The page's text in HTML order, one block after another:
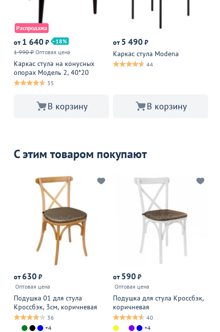
Распродажа
от 1 640 ₽
18
1 990 ₽ Оптовая цена
Каркас стула на конусных
опорах Модель 2, 40*20
35
В корзину
от 5 490 ₽
Каркас стула Modena
44
В корзину
С этим товаром покупают
от 630 ₽
Оптовая цена
Подушка 01 для стула
Кроссбэк, 3см, коричневая
36
+4
от 590 ₽
Оптовая цена
Подушка для стула Кроссбэк,
коричневая
40
+4